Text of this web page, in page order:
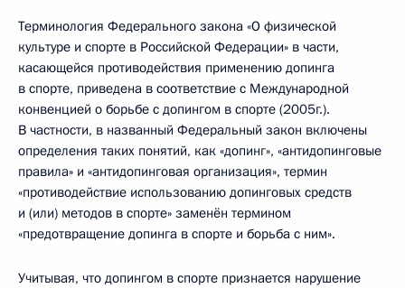
Терминология Федерального закона «О физической
культуре и спорте в Российской Федерации» в части,
касающейся противодействия применению допинга
в спорте, приведена в соответствие с Международной
конвенцией о борьбе с допингом в спорте (2005г.).
В частности, в названный Федеральный закон включены
определения таких понятий, как «допинг», «антидопинговые
правила» и «антидопинговая организация», термин
«противодействие использованию допинговых средств
и (или) методов в спорте» заменён термином
«предотвращение допинга в спорте и борьба с ним».
Учитывая, что допингом в спорте признается нарушение